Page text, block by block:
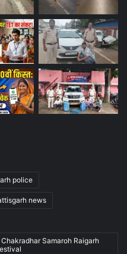
police
news
Samaroh Raigarh